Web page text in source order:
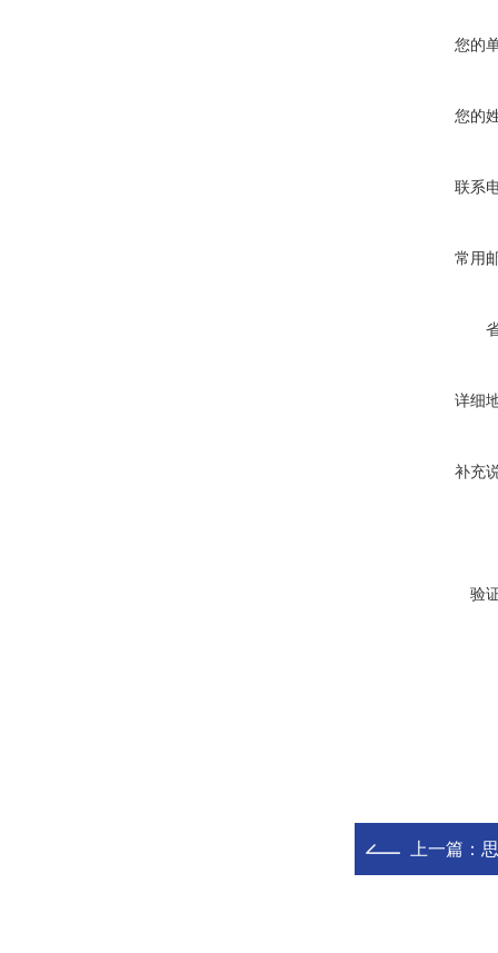
您的
您的
联系
常用
详细
补充
验
上一篇：